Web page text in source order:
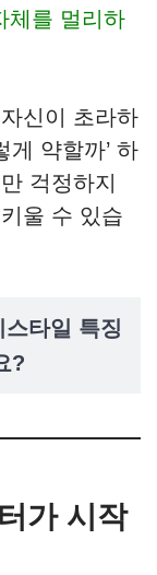
체를 멀리하
신이 초라하
게 약할까’ 하
걱정하지
울 수 있습
타일 특징
?
가 시작